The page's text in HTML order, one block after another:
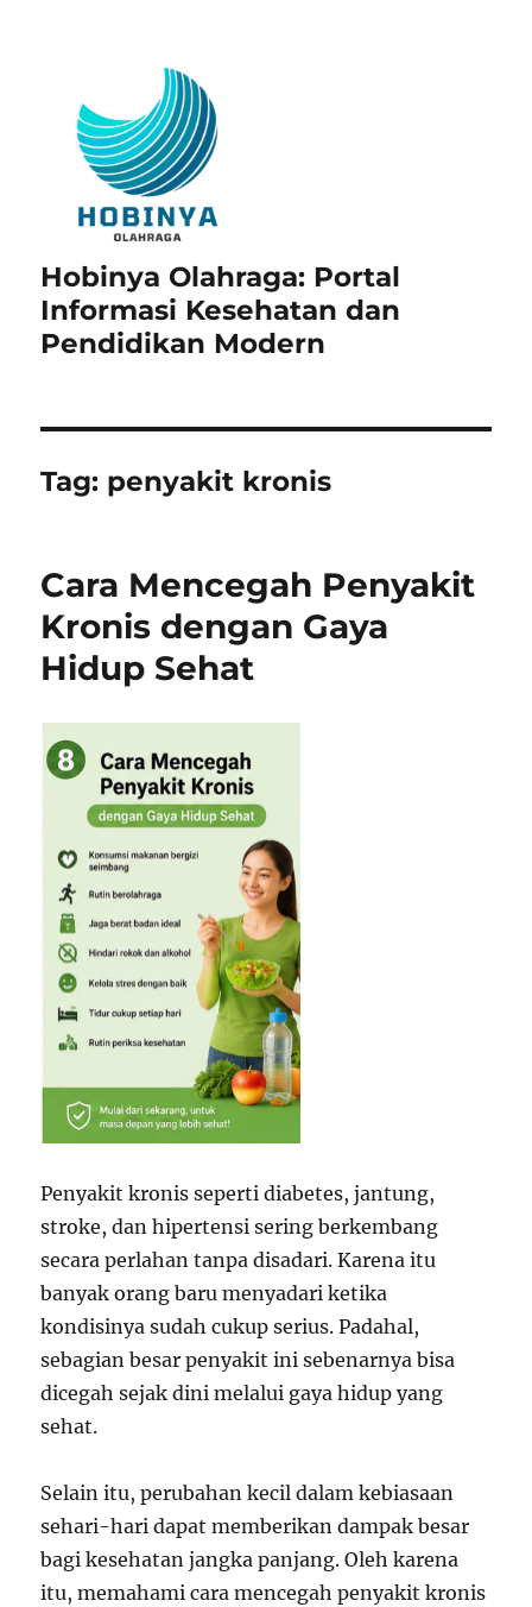
Hobinya Olahraga: Portal
Informasi Kesehatan dan
Pendidikan Modern
Tag: penyakit kronis
Cara Mencegah Penyakit
Kronis dengan Gaya
Hidup Sehat
Penyakit kronis seperti diabetes, jantung,
stroke, dan hipertensi sering berkembang
secara perlahan tanpa disadari. Karena itu
banyak orang baru menyadari ketika
kondisinya sudah cukup serius. Padahal,
sebagian besar penyakit ini sebenarnya bisa
dicegah sejak dini melalui gaya hidup yang
sehat.
Selain itu, perubahan kecil dalam kebiasaan
sehari-hari dapat memberikan dampak besar
bagi kesehatan jangka panjang. Oleh karena
itu, memahami cara mencegah penyakit kronis